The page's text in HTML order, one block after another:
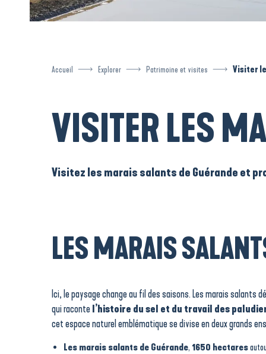
Accueil Explorer Patrimoine et visites Visiter
VISITER LES
Visitez les marais salants de Guérande et
LES MARAIS
Ici, le paysage change au fil des saisons. Les marais salants
qui racontel’histoire du sel et du travail des
cet espace naturel emblématique se divise en deux grands
Les marais salants de Guérande, 1650 hectares